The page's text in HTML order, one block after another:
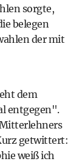
sorgte,
belegen
der mit
dem
entgegen".
getwittert:
weiß ich